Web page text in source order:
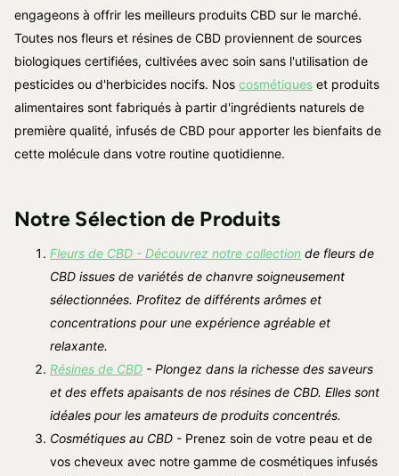
engageons à offrir les meilleurs produits CBD sur le marché.
Toutes nos fleurs et résines de CBD proviennent de sources
biologiques certifiées, cultivées avec soin sans l'utilisation de
pesticides ou d'herbicides nocifs. Nos cosmétiques et produits
alimentaires sont fabriqués à partir d'ingrédients naturels de
première qualité, infusés de CBD pour apporter les bienfaits de
cette molécule dans votre routine quotidienne.
Notre Sélection de Produits
Fleurs de CBD - Découvrez notre collection de fleurs de
CBD issues de variétés de chanvre soigneusement
sélectionnées. Profitez de différents arômes et
concentrations pour une expérience agréable et
relaxante.
Résines de CBD - Plongez dans la richesse des saveurs
et des effets apaisants de nos résines de CBD. Elles sont
idéales pour les amateurs de produits concentrés.
Cosmétiques au CBD - Prenez soin de votre peau et de
vos cheveux avec notre gamme de cosmétiques infusés